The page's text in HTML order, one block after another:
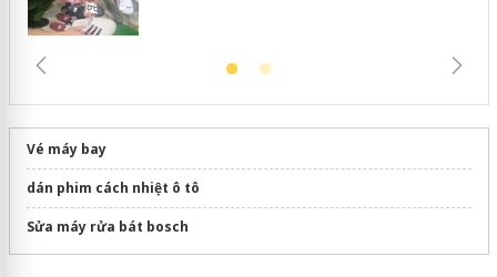
Vé máy bay
dán phim cách nhiệt ô tô
Sửa máy rửa bát bosch